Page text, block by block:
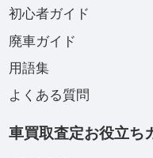
初心者ガイド
廃車ガイド
用語集
よくある質問
車買取査定お役立ち